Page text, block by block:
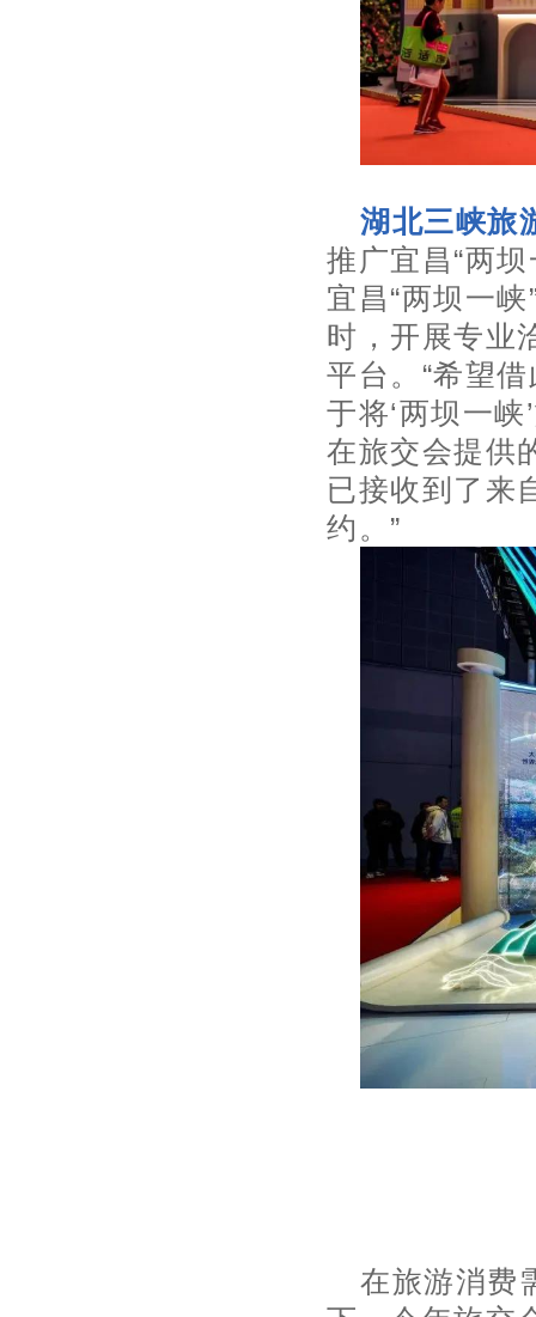
湖北三峡旅
推广宜昌“两坝
宜昌“两坝一
时，开展专业
平台。“希望
于将‘两坝一
在旅交会提供
已接收到了来
约。”
在旅游消费